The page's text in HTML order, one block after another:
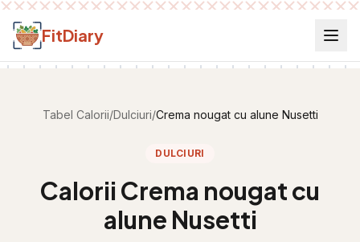
Salt la conținut
FitDiary
Tabel Calorii/Dulciuri/Crema nougat cu alune Nusetti
DULCIURI
Calorii Crema nougat cu
alune Nusetti